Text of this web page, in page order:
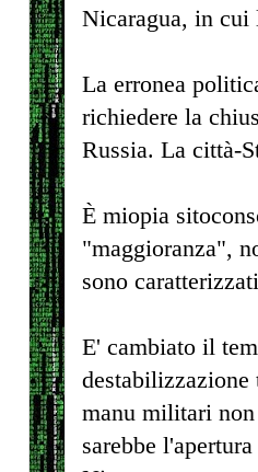
Nicaragua, in cui
La erronea
richiedere la
Russia. La città-
È miopia
"maggioranza",
sono
E' cambiato il
manu militari
sarebbe